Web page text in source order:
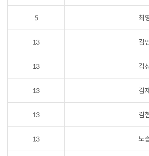
5 최
13 김
13 김
13 김
13 김
13 노